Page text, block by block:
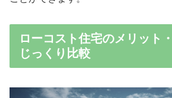
ローコスト住宅のメリット
じっくり比較